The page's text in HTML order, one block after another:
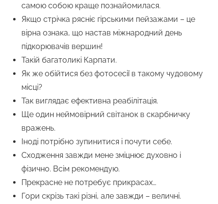
самою собою краще познайомилася.
Якщо стрічка рясніє гірськими пейзажами – це
вірна ознака, що настав міжнародний день
підкорювачів вершин!
Такій багатоликі Карпати.
Як же обійтися без фотосесії в такому чудовому
місці?
Так виглядає ефективна реабілітація.
Ще один неймовірний світанок в скарбничку
вражень.
Іноді потрібно зупинитися і почути себе.
Сходження завжди мене зміцнює духовно і
фізично. Всім рекомендую.
Прекрасне не потребує прикрасах…
Гори скрізь такі різні, але завжди – величні.